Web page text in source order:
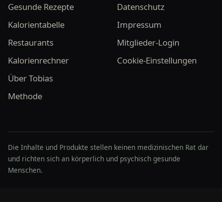
Gesunde Rezepte
Kalorientabelle
Restaurants
Kalorienrechner
Über Tobias
Methode
Datenschutz
Impressum
Mitglieder-Login
Cookie-Einstellungen
Die Inhalte und Produkte stellen keinen medizinischen Rat dar
und richten sich an körperlich und psychisch gesunde
Menschen.